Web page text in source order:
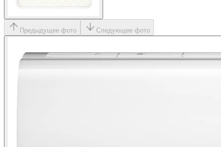
Предыдущее фото Следующее фото